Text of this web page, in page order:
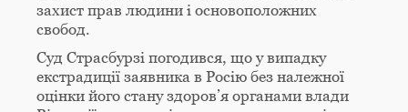
захист прав людини і основоположних
свобод.
Суд Страсбурзі погодився, що у випадку
екстрадиції заявника в Росію без належної
оцінки його стану здоров’я органами влади